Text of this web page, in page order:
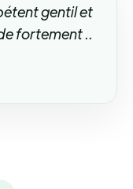
gentil et
fortement ..